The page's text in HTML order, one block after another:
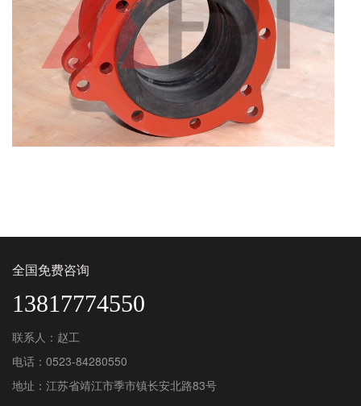
全国免费咨询
13817774550
联系人：赵工
电话：0523-84280550
地址：江苏省靖江市季市镇长安北路83号